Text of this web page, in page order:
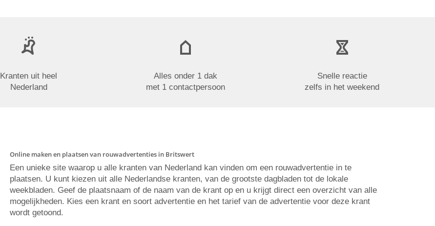
Kranten uit heel
Nederland
Alles onder 1 dak
met 1 contactpersoon
Snelle reactie
zelfs in het weekend
Online maken en plaatsen van rouwadvertenties in Britswert
Een unieke site waarop u alle kranten van Nederland kan vinden om een rouwadvertentie in te
plaatsen. U kunt kiezen uit alle Nederlandse kranten, van de grootste dagbladen tot de lokale
weekbladen. Geef de plaatsnaam of de naam van de krant op en u krijgt direct een overzicht van alle
mogelijkheden. Kies een krant en soort advertentie en het tarief van de advertentie voor deze krant
wordt getoond.